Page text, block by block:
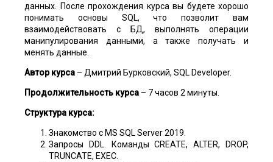
данных. После прохождения курса вы будете хорошо
понимать основы SQL, что позволит вам
взаимодействовать с БД, выполнять операции
манипулирования данными, а также получать и
менять данные.
Автор курса – Дмитрий Бурковский, SQL Developer.
Продолжительность курса – 7 часов 2 минуты.
Структура курса:
Знакомство с MS SQL Server 2019.
Запросы DDL. Команды CREATE, ALTER, DROP,
TRUNCATE, EXEC.